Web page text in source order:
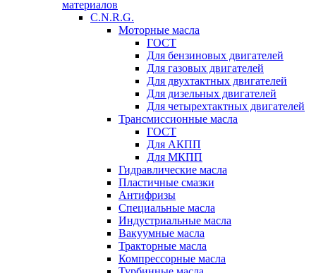
материалов
C.N.R.G.
Моторные масла
ГОСТ
Для бензиновых двигателей
Для газовых двигателей
Для двухтактных двигателей
Для дизельных двигателей
Для четырехтактных двигателей
Трансмиссионные масла
ГОСТ
Для АКПП
Для МКПП
Гидравлические масла
Пластичные смазки
Антифризы
Специальные масла
Индустриальные масла
Вакуумные масла
Тракторные масла
Компрессорные масла